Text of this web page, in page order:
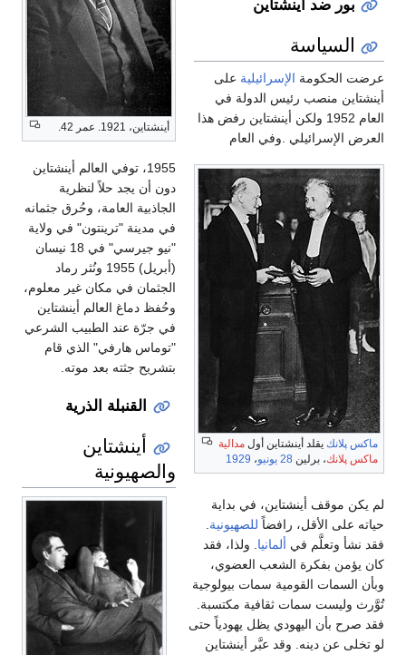
أينشتاين، 1921. عمر 42.
ماكس پلانك يقلد أينشتاين أول مدالية
ماكس پلانك، برلين 28 يونيو ، 1929
بور ضد أينشتاين
السياسة
عرضت الحكومة الإسرائيلية على
أينشتاين منصب رئيس الدولة في
العام 1952 ولكن أينشتاين رفض هذا
العرض الإسرائيلي .وفي العام
1955، توفي العالم أينشتاين
دون أن يجد حلاً لنظرية
الجاذبية العامة، وحُرق جثمانه
في مدينة "ترينتون" في ولاية
"نيو جيرسي" في 18 نيسان
(أبريل) 1955 ونُثر رماد
الجثمان في مكان غير معلوم،
وحُفظ دماغ العالم أينشتاين
في جرّة عند الطبيب الشرعي
"توماس هارفي" الذي قام
بتشريح جثته بعد موته.
القنبلة الذرية
أينشتاين
والصهيونية
لم يكن موقف أينشتاين، في بداية
حياته على الأقل، رافضاً للصهيونية
فقد نشأ وتعلَّم في ألمانيا . ولذا، فقد
كان يؤمن بفكرة الشعب العضوي،
وبأن السمات القومية سمات بيولوجية
تُوَّرث وليست سمات ثقافية مكتسبة.
فقد صرح بأن اليهودي يظل يهودياً حتى
لو تخلى عن دينه. وقد عبَّر أينشتاين